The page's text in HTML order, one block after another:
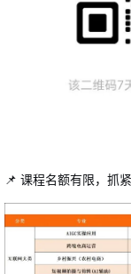
📌 课程名额有限，抓